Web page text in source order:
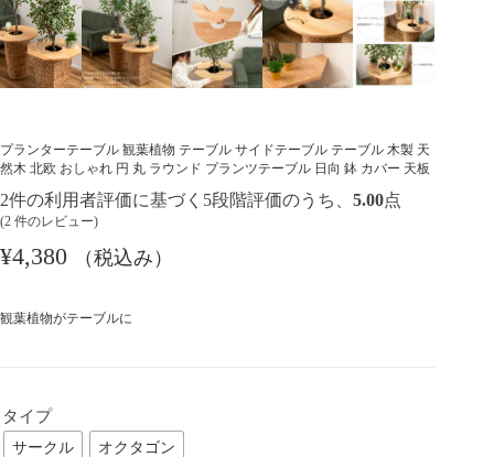
プランターテーブル 観葉植物 テーブル サイドテーブル テーブル 木製 天
然木 北欧 おしゃれ 円 丸 ラウンド プランツテーブル 日向 鉢 カバー 天板
2件の利用者評価に基づく5段階評価のうち、 5.00点
(2 件のレビュー)
¥4,380 （税込み）
観葉植物がテーブルに
タイプ
サークル オクタゴン